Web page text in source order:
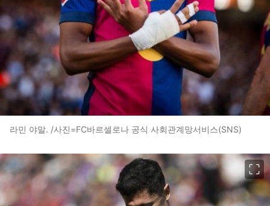
라민 야말. /사진=FC바르셀로나 공식 사회관계망서비스(SNS)